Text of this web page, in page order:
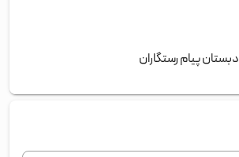
دبستان پیام رستگاران